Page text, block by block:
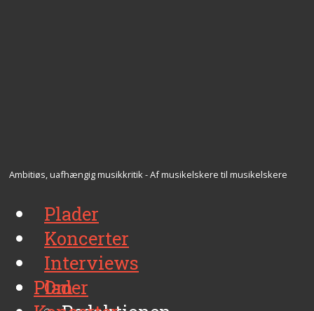
Ambitiøs, uafhængig musikkritik - Af musikelskere til musikelskere
Plader
Koncerter
Interviews
Om
Plader